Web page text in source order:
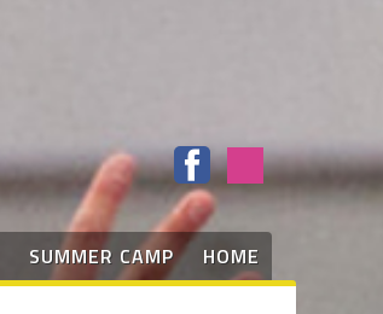
SUMMER CAMP HOME